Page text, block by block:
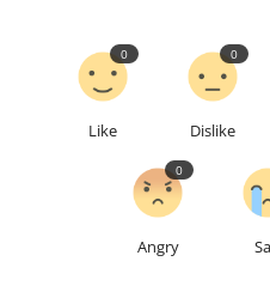
Like
0
Dislike
0
Angry
0